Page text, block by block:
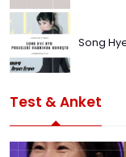
Song
Test & Anket